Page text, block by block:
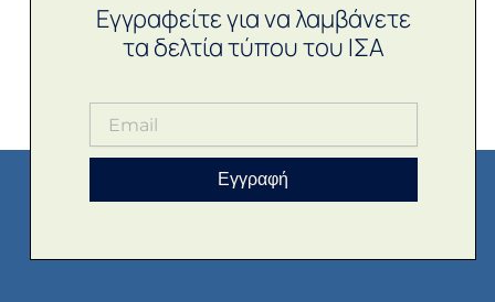
Εγγραφείτε για να λαμβάνετε
τα δελτία τύπου του ΙΣΑ
Εγγραφή